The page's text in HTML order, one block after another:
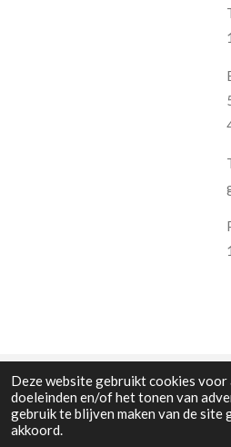
Deze website gebruikt cookies voor
doeleinden en/of het tonen van
gebruik te blijven maken van de site
akkoord.